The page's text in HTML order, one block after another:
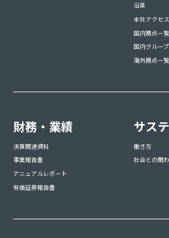
沿革
本社アクセス
国内拠点一覧
国内グルー
海外拠点一覧
財務・業績
決算関連資料
事業報告書
アニュアルレポート
有価証券報告書
サス
働き方
社会との関